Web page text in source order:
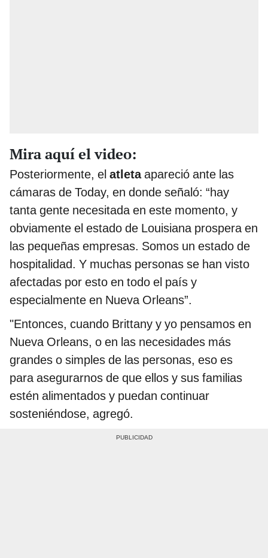
Mira aquí el video:
Posteriormente, el atletaapareció ante las
cámaras de Today, en donde señaló: “hay
tanta gente necesitada en este momento, y
obviamente el estado de Louisiana prospera en
las pequeñas empresas. Somos un estado de
hospitalidad. Y muchas personas se han visto
afectadas por esto en todo el país y
especialmente en Nueva Orleans”.
"Entonces, cuando Brittany y yo pensamos en
Nueva Orleans, o en las necesidades más
grandes o simples de las personas, eso es
para asegurarnos de que ellos y sus familias
estén alimentados y puedan continuar
sosteniéndose, agregó.